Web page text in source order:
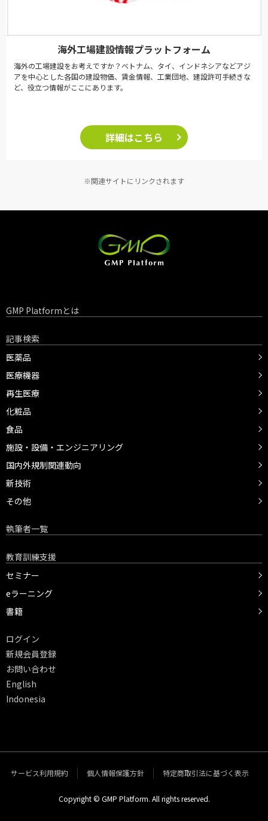
海外工場建設情報プラットフォーム
海外の工場建設をお考えですか？ベトナム、タイ、インドネシアなどアジ
アを中心とした各国の建設物価、賃金情報、工業団地、建設許可手続きな
ど、役立つ情報がここにあります。
詳細はこちら
※関連サイトにリンクされます
GMP Platformとは
記事検索
医薬品
医療機器
再生医療
化粧品
食品
施設・設備・エンジニアリング
国内外規制関連動向
新技術
その他
執筆者一覧
教育訓練支援
セミナー
eラーニング
書籍
ログイン
新規会員登録
お問い合わせ
English
Indonesia
サービス利用規約 個人情報保護方針 特定商取引法に基づく表示
Copyright © GMP Platform. All rights reserved.